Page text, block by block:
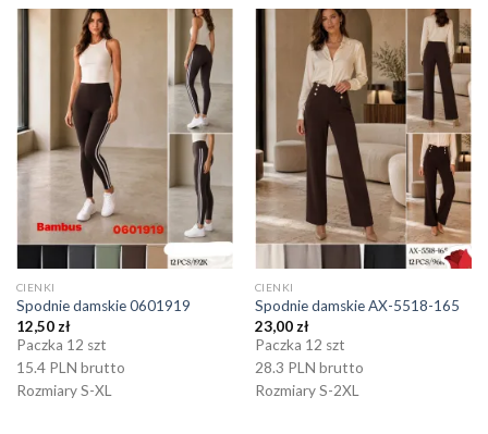
CIENKI
Spodnie damskie 0601919
12,50 zł
Paczka 12 szt
15.4 PLN brutto
Rozmiary S-XL
CIENKI
Spodnie damskie AX-5518-165
23,00 zł
Paczka 12 szt
28.3 PLN brutto
Rozmiary S-2XL